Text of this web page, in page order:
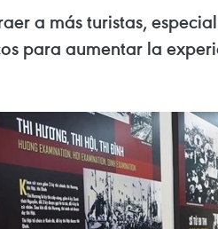
a más turistas,
para aumentar la